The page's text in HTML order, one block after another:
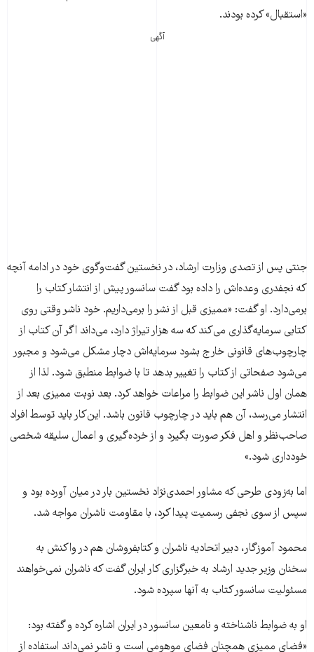
«استقبال» کرده‌ بودند.
آگهی
جنتی پس از تصدی وزارت ارشاد، در نخستین گفت‌و‌گوی خود در ادامه آنچه
که نجفدری وعده‌اش را داده بود گفت سانسور پیش از انتشار کتاب را
برمی‌دارد. او گفت: «ممیزی قبل از نشر را برمی‌داریم. خود ناشر وقتی روی
کتابی سرمایه‌گذاری می‌کند که سه هزار تیراژ دارد، می‌داند اگر آن کتاب از
چارچوب‌های قانونی خارج بشود سرمایه‌اش دچار مشکل می‌شود و مجبور
می‌شود صفحاتی از کتاب را تغییر بدهد تا با ضوابط منطبق شود. لذا از‌‌
همان اول ناشر این ضوابط را مراعات خواهد کرد. بعد نوبت ممیزی بعد از
انتشار می‌رسد، آن هم باید در چارچوب قانون باشد. این‌کار باید توسط افراد
صاحب‌نظر و اهل فکر صورت بگیرد و از خرده‌گیری و اعمال سلیقه شخصی
خودداری شود.»
اما به‌زودی طرحی که مشاور احمدی‌نژاد نخستین بار در میان آورده بود و
سپس از سوی نجفی رسمیت پیدا کرد، با مقاومت ناشران مواجه شد.
محمود آموزگار، دبیر اتحادیه ناشران و کتابفروشان هم در واکنش به
سخنان وزیر جدید ارشاد به خبرگزاری کار ایران گفت که ناشران نمی‌خواهند
مسئولیت سانسور کتاب به آنها سپرده شود.
او به‌ ضوابط ناشناخته و نامعین سانسور در ایران اشاره کرده و گفته بود:
«فضای ممیزی همچنان فضای موهومی است و ناشر نمی‌داند استفاده از